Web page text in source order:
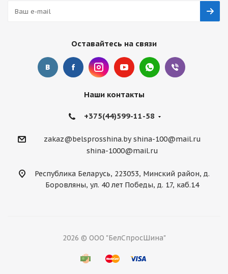
Оставайтесь на связи
Наши контакты
+375(44)599-11-58
zakaz@belsprosshina.by shina-100@mail.ru
shina-1000@mail.ru
Республика Беларусь, 223053, Минский район, д.
Боровляны, ул. 40 лет Победы, д. 17, каб.14
2026 © ООО "БелСпросШина"